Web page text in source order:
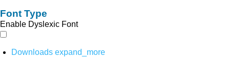
Font Type
Enable Dyslexic Font
Downloads expand_more